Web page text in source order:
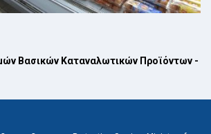
Βασικών Καταναλωτικών Προϊόντων -